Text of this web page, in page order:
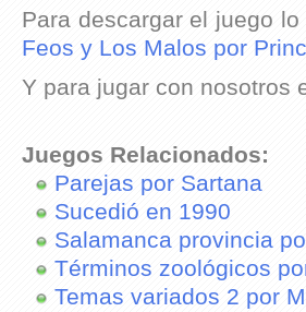
Para descargar el juego
Feos y Los Malos por
Y para jugar con nosotros
Juegos Relacionados:
Parejas por Sartana
Sucedió en 1990
Salamanca provincia
Términos zoológicos
Temas variados 2 por